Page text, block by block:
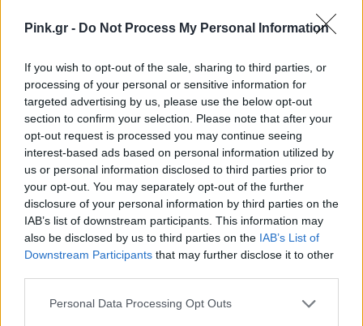
Pink.gr - Do Not Process My Personal Information
If you wish to opt-out of the sale, sharing to third parties, or
processing of your personal or sensitive information for
targeted advertising by us, please use the below opt-out
section to confirm your selection. Please note that after your
opt-out request is processed you may continue seeing
interest-based ads based on personal information utilized by
us or personal information disclosed to third parties prior to
your opt-out. You may separately opt-out of the further
disclosure of your personal information by third parties on the
IAB’s list of downstream participants. This information may
also be disclosed by us to third parties on the IAB’s List of
Downstream Participants that may further disclose it to other
Personal Data Processing Opt Outs
σκηνικό για θρίλερ. Μετά από δύο παγκόσμιους
πολέμους και δεκαετίες κομμουνιστικής
κυριαρχίας, το Baile Herculane εγκαταλείφθηκε,
μαζί με τον τουρισμό μετά την επανάσταση του
1989.